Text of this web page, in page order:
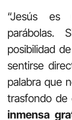
“Jesús es
parábolas.
posibilidad
sentirse
palabra que
trasfondo de
inmensa